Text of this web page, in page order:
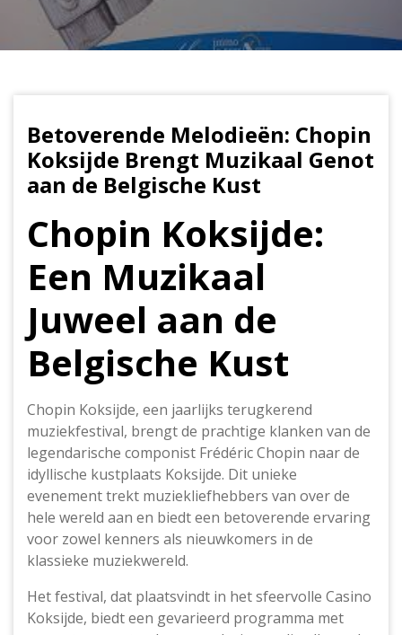
Betoverende Melodieën: Chopin
Koksijde Brengt Muzikaal Genot
aan de Belgische Kust
Chopin Koksijde:
Een Muzikaal
Juweel aan de
Belgische Kust
Chopin Koksijde, een jaarlijks terugkerend
muziekfestival, brengt de prachtige klanken van de
legendarische componist Frédéric Chopin naar de
idyllische kustplaats Koksijde. Dit unieke
evenement trekt muziekliefhebbers van over de
hele wereld aan en biedt een betoverende ervaring
voor zowel kenners als nieuwkomers in de
klassieke muziekwereld.
Het festival, dat plaatsvindt in het sfeervolle Casino
Koksijde, biedt een gevarieerd programma met